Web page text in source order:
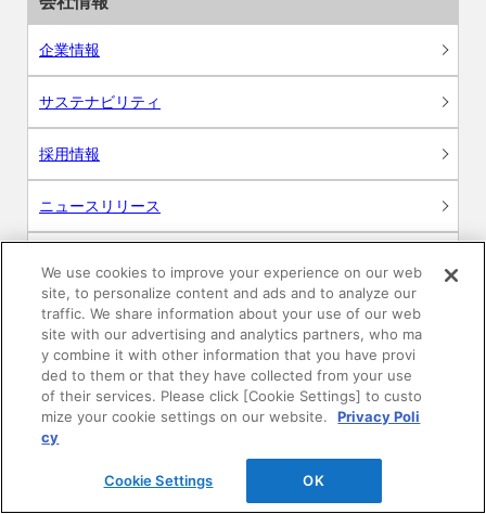
企業情報
サステナビリティ
採用情報
ニュースリリース
製品情報
素材情報
We use cookies to improve your experience on our web
site, to personalize content and ads and to analyze our
traffic. We share information about your use of our web
site with our advertising and analytics partners, who ma
y combine it with other information that you have provi
ded to them or that they have collected from your use
of their services. Please click [Cookie Settings] to custo
mize your cookie settings on our website.
Privacy Poli
cy
Cookie Settings OK